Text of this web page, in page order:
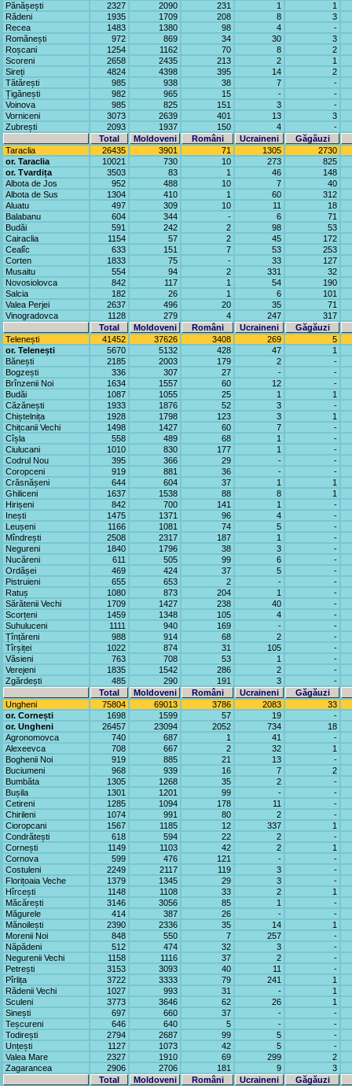
Pănășești
2327 2090 231 1
1
Rădeni
1935 1709 208 8
3
Recea
1483 1380 98 4
-
Romănești
972 869 34 30
3
Roșcani
1254 1162 70 8
2
Scoreni
2658 2435 213 2
1
Sireți
4824 4398 395 14
2
Tătărești
985 938 38 7
-
Țigănești
982 965 15 -
-
Voinova
985 825 151 3
-
Vorniceni
3073 2639 401 13
3
Zubrești
2093 1937 150 4
-
Total
Moldoveni Români Ucraineni
Găgăuzi
Taraclia
26435 3901 71 1305
2730
or. Taraclia
10021 730 10 273
825
or. Tvardița
3503 83 1 46
148
Albota de Jos
952 488 10 7
40
Albota de Sus
1304 410 1 60
312
Aluatu
497 309 10 11
18
Balabanu
604 344 - 6
71
Budăi
591 242 2 98
53
Cairaclia
1154 57 2 45
172
Cealîc
633 151 7 53
253
Corten
1833 75 - 33
127
Musaitu
554 94 2 331
32
Novosiolovca
842 117 1 54
190
Salcia
182 26 1 6
101
Valea Perjei
2637 496 20 35
71
Vinogradovca
1128 279 4 247
317
Total
Moldoveni Români Ucraineni
Găgăuzi
Telenești
41452 37626 3408 269
5
or. Telenești
5670 5132 428 47
1
Bănești
2185 2003 179 2
-
Bogzești
336 307 27 -
-
Brînzenii Noi
1634 1557 60 12
-
Budăi
1087 1055 25 1
1
Căzănești
1933 1876 52 3
-
Chiștelnița
1928 1798 123 3
1
Chițcanii Vechi
1498 1427 60 7
-
Cîșla
558 489 68 1
-
Ciulucani
1010 830 177 1
-
Codrul Nou
395 366 29 -
-
Coropceni
919 881 36 -
-
Crăsnășeni
644 604 37 1
1
Ghiliceni
1637 1538 88 8
1
Hirișeni
842 700 141 1
-
Inești
1475 1371 96 4
-
Leușeni
1166 1081 74 5
-
Mîndrești
2508 2317 187 1
-
Negureni
1840 1796 38 3
-
Nucăreni
611 505 99 6
-
Ordășei
469 424 37 5
-
Pistruieni
655 653 2 -
-
Ratuș
1080 873 204 1
-
Sărătenii Vechi
1709 1427 238 40
-
Scorțeni
1459 1348 105 4
-
Suhuluceni
1111 940 169 -
-
Țînțăreni
988 914 68 2
-
Tîrșiței
1022 874 31 105
-
Văsieni
763 708 53 1
-
Verejeni
1835 1542 286 2
-
Zgărdești
485 290 191 3
-
Total
Moldoveni Români Ucraineni
Găgăuzi
Ungheni
75804 69013 3786 2083
33
or. Cornești
1698 1599 57 19
-
or. Ungheni
26457 23094 2052 734
18
Agronomovca
740 687 1 41
-
Alexeevca
708 667 2 32
1
Boghenii Noi
919 885 21 13
-
Buciumeni
968 939 16 7
2
Bumbăta
1305 1268 35 2
-
Bușila
1301 1201 99 -
-
Cetireni
1285 1094 178 11
-
Chirileni
1074 991 80 2
-
Cioropcani
1567 1185 12 337
1
Condrătești
618 594 22 2
-
Cornești
1149 1103 42 2
1
Cornova
599 476 121 -
-
Costuleni
2249 2117 119 3
-
Florițoaia Veche
1379 1345 29 3
-
Hîrcești
1148 1108 33 2
1
Măcărești
3146 3056 85 1
-
Măgurele
414 387 26 -
-
Mănoilești
2390 2336 35 14
1
Morenii Noi
848 550 7 257
-
Năpădeni
512 474 32 3
-
Negurenii Vechi
1158 1116 37 2
-
Petrești
3153 3093 40 11
-
Pîrlița
3722 3333 79 241
1
Rădenii Vechi
1027 993 31 -
1
Sculeni
3773 3646 62 26
1
Sinești
697 660 37 -
-
Teșcureni
646 640 5 -
-
Todirești
2794 2687 99 5
-
Unțești
1127 1073 42 5
-
Valea Mare
2327 1910 69 299
2
Zagarancea
2906 2706 181 9
3
Total
Moldoveni Români Ucraineni
Găgăuzi